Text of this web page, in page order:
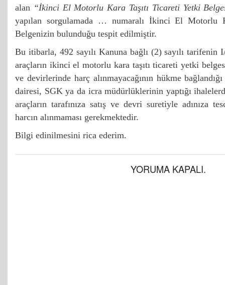
alan “İkinci El Motorlu Kara Taşıtı Ticareti Yetki
yapılan sorgulamada … numaralı İkinci El Motorlu
Belgenizin bulunduğu tespit edilmiştir.
Bu itibarla, 492 sayılı Kanuna bağlı (2) sayılı tarifenin
araçların ikinci el motorlu kara taşıtı ticareti yetki
ve devirlerinde harç alınmayacağının hükme
dairesi, SGK ya da icra müdürlüklerinin yaptığı
araçların tarafınıza satış ve devri suretiyle adınıza
harcın alınmaması gerekmektedir.
Bilgi edinilmesini rica ederim.
YORUMA KAPALI.